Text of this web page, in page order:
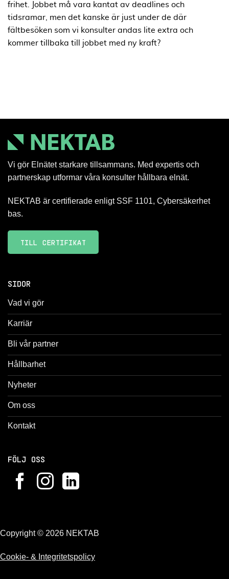
frihet. Jobbet må vara kantat av deadlines och
tidsramar, men det kanske är just under de där
fältbesöken som vi konsulter andas lite extra och
kommer tillbaka till jobbet med ny kraft?
Vi gör Elnätet starkare tillsammans. Med expertis och
partnerskap utformar våra konsulter hållbara elnät.
NEKTAB är certifierade enligt SSF 1101, Cybersäkerhet
bas.
TILL CERTIFIKAT
SIDOR
Vad vi gör
Karriär
Bli vår partner
Hållbarhet
Nyheter
Om oss
Kontakt
FÖLJ OSS
Copyright © 2026 NEKTAB
Cookie- & Integritetspolicy